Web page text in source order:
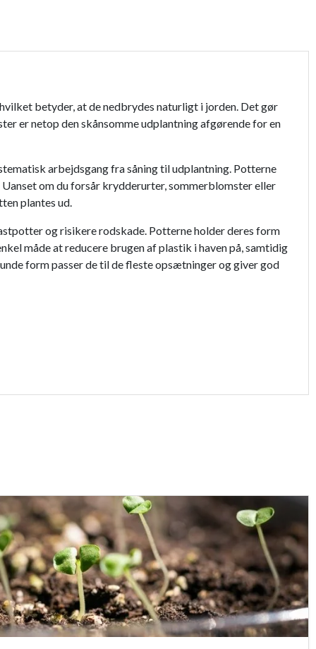
betyder, at de nedbrydes naturligt i jorden. Det gør
er netop den skånsomme udplantning afgørende for en
arbejdsgang fra såning til udplantning. Potterne
om du forsår krydderurter, sommerblomster eller
plantes ud.
og risikere rodskade. Potterne holder deres form
måde at reducere brugen af plastik i haven på, samtidig
form passer de til de fleste opsætninger og giver god